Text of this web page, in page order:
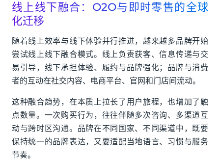
线上线下融合：O2O与即时零售的全球
化迁移
随着线上效率与线下体验并行推进，越来越多品牌开始
尝试线上线下融合模式。线上负责获客、信息传递与交
易引导，线下承担体验、履约与品牌强化；品牌与消费
者的互动在社交内容、电商平台、官网和门店间流动。
这种融合趋势，在本质上拉长了用户旅程，也增加了触
点数量。一次购买行为，往往伴随多次咨询、多渠道互
动与跨时区沟通。品牌在不同国家、不同渠道中，既要
保持统一的品牌表达，又要适配当地语言、习惯与服务
节奏。